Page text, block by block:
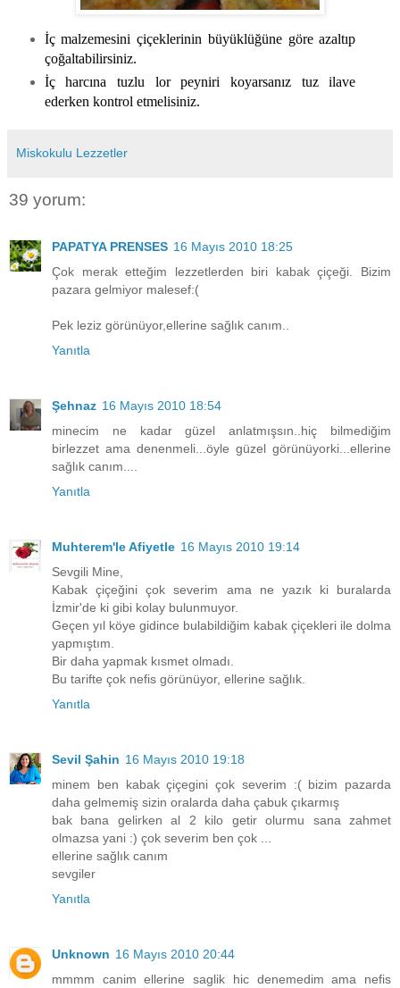
İç malzemesini çiçeklerinin büyüklüğüne göre azaltıp
çoğaltabilirsiniz.
İç harcına tuzlu lor peyniri koyarsanız tuz ilave
ederken kontrol etmelisiniz.
Miskokulu Lezzetler
39 yorum:
PAPATYA PRENSES 16 Mayıs 2010 18:25
Çok merak etteğim lezzetlerden biri kabak çiçeği. Bizim
pazara gelmiyor malesef:(
Pek leziz görünüyor,ellerine sağlık canım..
Yanıtla
Şehnaz 16 Mayıs 2010 18:54
minecim ne kadar güzel anlatmışsın..hiç bilmediğim
birlezzet ama denenmeli...öyle güzel görünüyorki...ellerine
sağlık canım....
Yanıtla
Muhterem'le Afiyetle 16 Mayıs 2010 19:14
Sevgili Mine,
Kabak çiçeğini çok severim ama ne yazık ki buralarda
İzmir'de ki gibi kolay bulunmuyor.
Geçen yıl köye gidince bulabildiğim kabak çiçekleri ile dolma
yapmıştım.
Bir daha yapmak kısmet olmadı.
Bu tarifte çok nefis görünüyor, ellerine sağlık.
Yanıtla
Sevil Şahin 16 Mayıs 2010 19:18
minem ben kabak çiçegini çok severim :( bizim pazarda
daha gelmemiş sizin oralarda daha çabuk çıkarmış
bak bana gelirken al 2 kilo getir olurmu sana zahmet
olmazsa yani :) çok severim ben çok ...
ellerine sağlık canım
sevgiler
Yanıtla
Unknown 16 Mayıs 2010 20:44
mmmm canim ellerine saglik hic denemedim ama nefis